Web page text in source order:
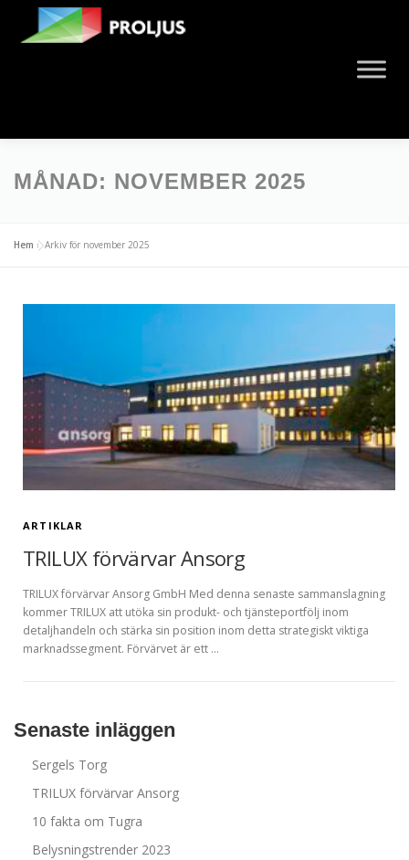
MÅNAD: NOVEMBER 2025
Hem »Arkiv för november 2025
ARTIKLAR
TRILUX förvärvar Ansorg
TRILUX förvärvar Ansorg GmbH Med denna senaste sammanslagning
kommer TRILUX att utöka sin produkt- och tjänsteportfölj inom
detaljhandeln och stärka sin position inom detta strategiskt viktiga
marknadssegment. Förvärvet är ett …
Senaste inläggen
Sergels Torg
TRILUX förvärvar Ansorg
10 fakta om Tugra
Belysningstrender 2023